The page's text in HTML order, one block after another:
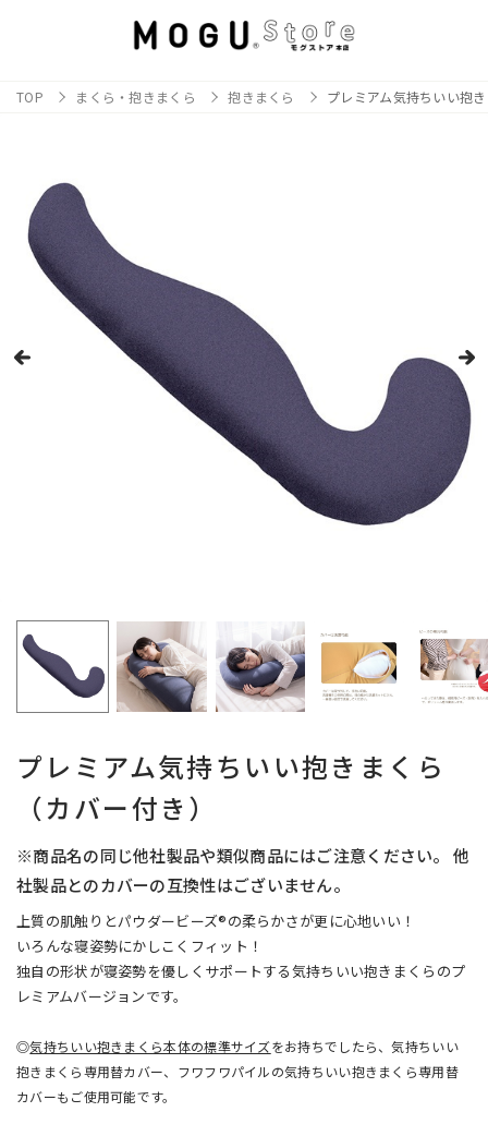
TOP まくら・抱きまくら 抱きまくら プレミアム気持ちいい抱
プレミアム気持ちいい抱きまくら
（カバー付き）
※商品名の同じ他社製品や類似商品にはご注意ください。 他
社製品とのカバーの互換性はございません。
上質の肌触りとパウダービーズ®の柔らかさが更に心地いい！
いろんな寝姿勢にかしこくフィット！
独自の形状が寝姿勢を優しくサポートする気持ちいい抱きまくらのプ
レミアムバージョンです。
◎気持ちいい抱きまくら本体の標準サイズをお持ちでしたら、気持ちいい
抱きまくら専用替カバー、フワフワパイルの気持ちいい抱きまくら専用替
カバーもご使用可能です。